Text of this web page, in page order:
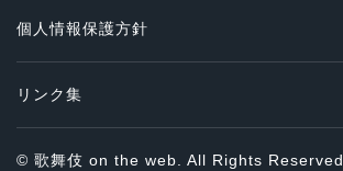
個人情報保護方針
リンク集
© 歌舞伎 on the web. All Rights Reserved.